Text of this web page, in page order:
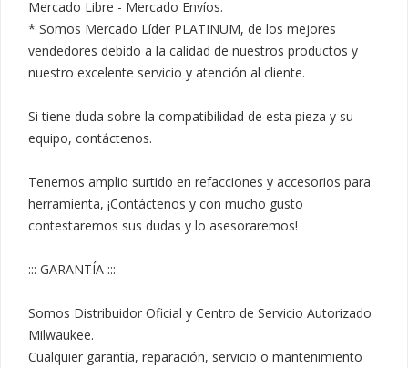
Mercado Libre - Mercado Envíos.
* Somos Mercado Líder PLATINUM, de los mejores
vendedores debido a la calidad de nuestros productos y
nuestro excelente servicio y atención al cliente.
Si tiene duda sobre la compatibilidad de esta pieza y su
equipo, contáctenos.
Tenemos amplio surtido en refacciones y accesorios para
herramienta, ¡Contáctenos y con mucho gusto
contestaremos sus dudas y lo asesoraremos!
::: GARANTÍA :::
Somos Distribuidor Oficial y Centro de Servicio Autorizado
Milwaukee.
Cualquier garantía, reparación, servicio o mantenimiento